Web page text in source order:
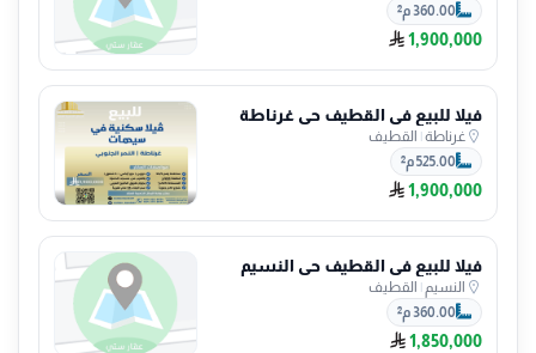
360.00 م²
1,900,000
فيلا للبيع في القطيف حي غرناطة
غرناطة| القطيف
525.00 م²
1,900,000
فيلا للبيع في القطيف حي النسيم
النسيم | القطيف
360.00 م²
1,850,000